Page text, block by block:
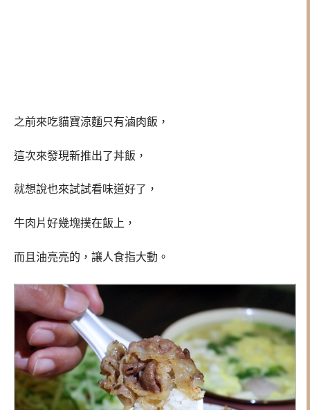
之前來吃貓寶涼麵只有滷肉飯，
這次來發現新推出了丼飯，
就想說也來試試看味道好了，
牛肉片好幾塊撲在飯上，
而且油亮亮的，讓人食指大動。